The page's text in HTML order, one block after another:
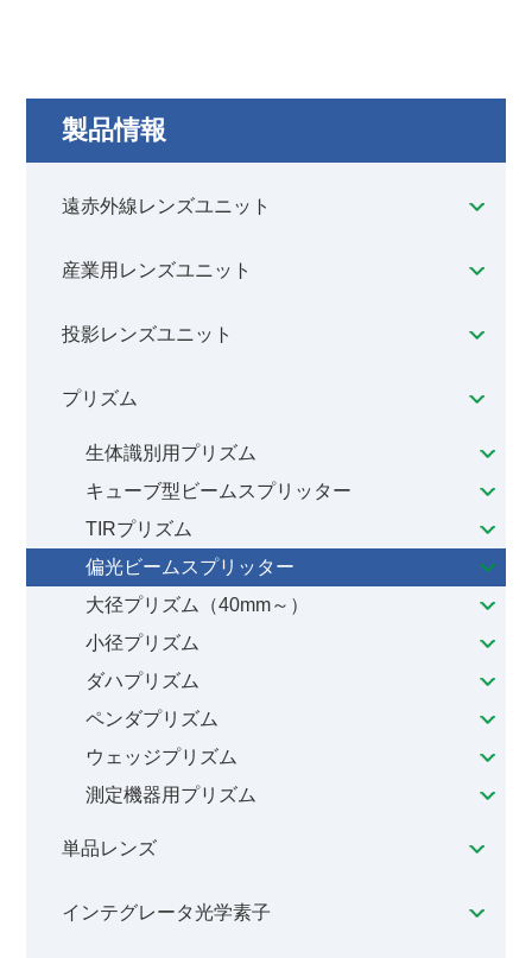
製品情報
遠赤外線レンズユニット
産業用レンズユニット
投影レンズユニット
プリズム
生体識別用プリズム
キューブ型ビームスプリッター
TIRプリズム
偏光ビームスプリッター
大径プリズム（40mm～）
小径プリズム
ダハプリズム
ペンダプリズム
ウェッジプリズム
測定機器用プリズム
単品レンズ
インテグレータ光学素子